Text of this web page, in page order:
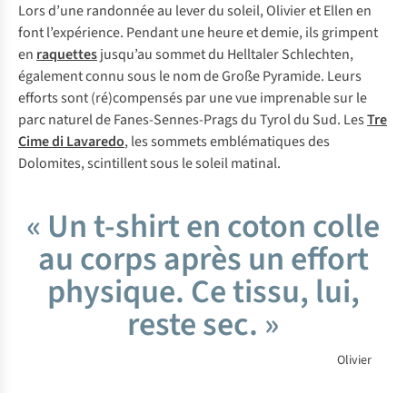
Lors d’une randonnée au lever du soleil, Olivier et Ellen en
font l’expérience. Pendant une heure et demie, ils grimpent
en raquettesjusqu’au sommet du Helltaler Schlechten,
également connu sous le nom deGroße Pyramide. Leurs
efforts sont (ré)compensés par une vue imprenable sur le
parc naturel de Fanes-Sennes-Prags du Tyrol du Sud. LesTre
Cime di Lavaredo, les sommets emblématiques des
Dolomites, scintillent sous le soleil matinal.
« Un t-shirt en coton colle
au corps après un effort
physique. Ce tissu, lui,
reste sec. »
Olivier